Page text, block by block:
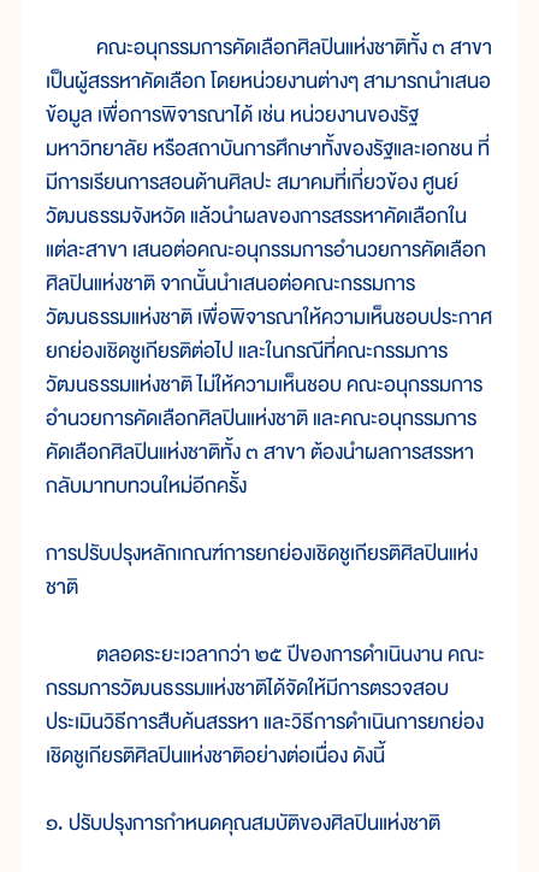
คณะอนุกรรมการคัดเลือกศิลปินแห่งชาติทั้ง ๓ สาขา
เป็นผู้สรรหาคัดเลือก โดยหน่วยงานต่างๆ สามารถนำเสนอ
ข้อมูล เพื่อการพิจารณาได้ เช่น หน่วยงานของรัฐ
มหาวิทยาลัย หรือสถาบันการศึกษาทั้งของรัฐและเอกชน ที่
มีการเรียนการสอนด้านศิลปะ สมาคมที่เกี่ยวข้อง ศูนย์
วัฒนธรรมจังหวัด แล้วนำผลของการสรรหาคัดเลือกใน
แต่ละสาขา เสนอต่อคณะอนุกรรมการอำนวยการคัดเลือก
ศิลปินแห่งชาติ จากนั้นนำเสนอต่อคณะกรรมการ
วัฒนธรรมแห่งชาติ เพื่อพิจารณาให้ความเห็นชอบประกาศ
ยกย่องเชิดชูเกียรติต่อไป และในกรณีที่คณะกรรมการ
วัฒนธรรมแห่งชาติ ไม่ให้ความเห็นชอบ คณะอนุกรรมการ
อำนวยการคัดเลือกศิลปินแห่งชาติ และคณะอนุกรรมการ
คัดเลือกศิลปินแห่งชาติทั้ง ๓ สาขา ต้องนำผลการสรรหา
กลับมาทบทวนใหม่อีกครั้ง
การปรับปรุงหลักเกณฑ์การยกย่องเชิดชูเกียรติศิลปินแห่ง
ชาติ
ตลอดระยะเวลากว่า ๒๕ ปีของการดำเนินงาน คณะ
กรรมการวัฒนธรรมแห่งชาติได้จัดให้มีการตรวจสอบ
ประเมินวิธีการสืบค้นสรรหา และวิธีการดำเนินการยกย่อง
เชิดชูเกียรติศิลปินแห่งชาติอย่างต่อเนื่อง ดังนี้
๑. ปรับปรุงการกำหนดคุณสมบัติของศิลปินแห่งชาติ